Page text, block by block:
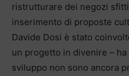
ristrutturare dei negozi
inserimento di proposte
Davide Dosi è stato
un progetto in divenire –
sviluppo non sono ancora